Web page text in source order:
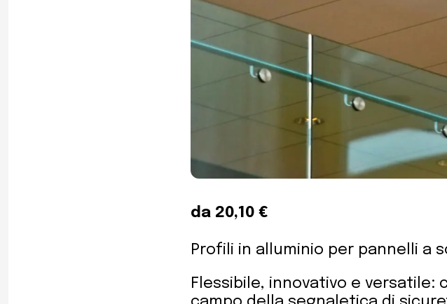
da 20,10 €
Profili in alluminio per pannelli a
Flessibile, innovativo e versatile: